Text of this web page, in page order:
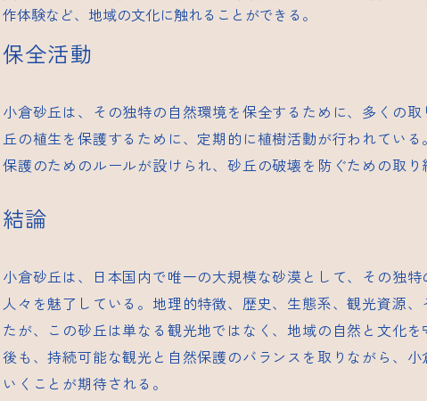
作体験など、地域の文化に触れることができる。
保全活動
小倉砂丘は、その独特の自然環境を保全するために、多くの
丘の植生を保護するために、定期的に植樹活動が行われてい
保護のためのルールが設けられ、砂丘の破壊を防ぐための取り
結論
小倉砂丘は、日本国内で唯一の大規模な砂漠として、その独
人々を魅了している。地理的特徴、歴史、生態系、観光資源
たが、この砂丘は単なる観光地ではなく、地域の自然と文化
後も、持続可能な観光と自然保護のバランスを取りながら、
いくことが期待される。